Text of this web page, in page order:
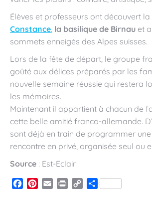
Élèves et professeurs ont découvert
Constance, la basilique de Birnau et
sommets enneigés des Alpes suisses.
Lors de la fête de départ, le groupe
goûté aux délices préparés par les
nouvelle semaine réussie qui restera
les mémoires.
Maintenant il appartient à chacun de
cette belle amitié franco-allemande.
sont déjà en train de programmer
rencontre en privé, organisée seul ou
Source : Est-Eclair
Facebook
Pinterest
Email Print
CopyPartager